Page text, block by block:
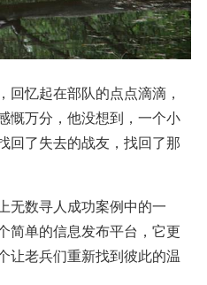
回忆起在部队的点点滴滴，
慨万分，他没想到，一个小
回了失去的战友，找回了那
无数寻人成功案例中的一
简单的信息发布平台，它更
让老兵们重新找到彼此的温